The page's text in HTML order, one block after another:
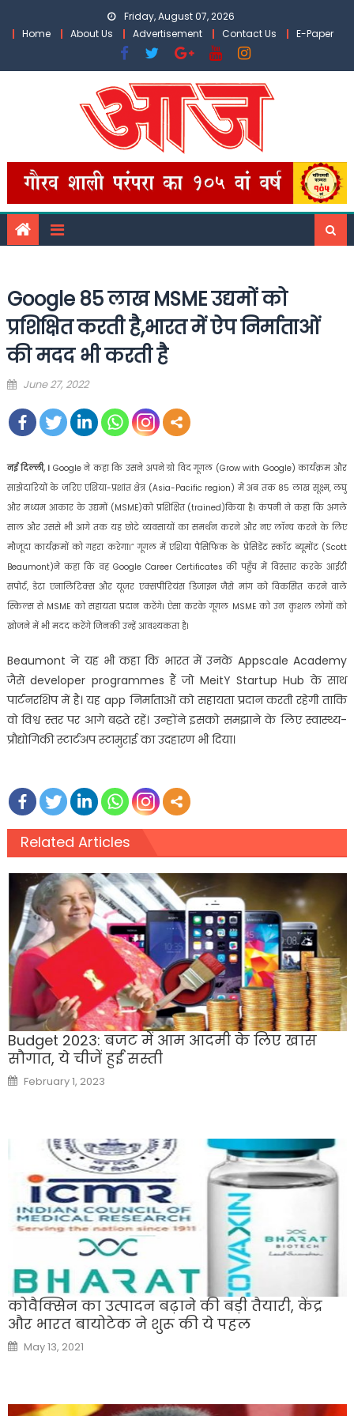
Friday, August 07, 2026
Home
About Us Advertisement Contact Us E-Paper
Google 85 लाख MSME उद्यमों को
प्रशिक्षित करती है,भारत में ऐप निर्माताओं
की मदद भी करती है
Posted
June 27, 2022
नई दिल्ली, । Google ने कहा कि उसने अपने ग्रो विद गूगल (Grow with Google) कार्यक्रम और
साझेदारियों के जरिए एशिया-प्रशांत क्षेत्र (Asia-Pacific region) में अब तक 85 लाख सूक्ष्म, लघु
और मध्यम आकार के उद्यमों (MSME)को प्रशिक्षित (trained)किया है। कंपनी ने कहा कि अगले
साल और उससे भी आगे तक यह छोटे व्यवसायों का समर्थन करने और नए लॉन्च करने के लिए
मौजूदा कार्यक्रमों को गहरा करेगा।” गूगल में एशिया पैसिफिक के प्रेसिडेंट स्कॉट ब्यूमोंट (Scott
Beaumont)ने कहा कि वह Google Career Certificates की पहुँच में विस्तार करके आईटी
सपोर्ट, डेटा एनालिटिक्स और यूजर एक्सपीरियंस डिजाइन जैसे मांग को विकसित करने वाले
स्किल्स से MSME को सहायता प्रदान करेंगे। ऐसा करके गूगल MSME को उन कुशल लोगों को
खोजने में भी मदद करेंगे जिनकी उन्हें आवश्यकता है।
Beaumont ने यह भी कहा कि भारत में उनके Appscale Academy
जैसे developer programmes हैं जो MeitY Startup Hub के साथ
पार्टनरशिप में है। यह app निर्माताओं को सहायता प्रदान करती रहेगी ताकि
वो विश्व स्तर पर आगे बढ़ते रहें। उन्होंने इसको समझाने के लिए स्वास्थ्य-
प्रौद्योगिकी स्टार्टअप स्टामुराई का उदहारण भी दिया।
Related Articles
Budget 2023: बजट में आम आदमी के लिए खास
सौगात, ये चीजें हुईं सस्ती
Posted
on
February 1, 2023
कोवैक्सिन का उत्पादन बढ़ाने की बड़ी तैयारी, केंद्र
और भारत बायोटेक ने शुरू की ये पहल
Posted
on
May 13, 2021